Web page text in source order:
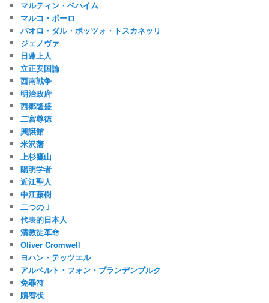
マルティン・ベハイム
マルコ・ポーロ
パオロ・ダル・ポッツォ・トスカネッリ
ジェノヴァ
日蓮上人
立正安国論
西南戦争
明治政府
西郷隆盛
二宮尊徳
興譲館
米沢藩
上杉鷹山
陽明学者
近江聖人
中江藤樹
二つのＪ
代表的日本人
清教徒革命
Oliver Cromwell
ヨハン・テッツエル
アルベルト・フォン・ブランデンブルク
免罪符
贖宥状